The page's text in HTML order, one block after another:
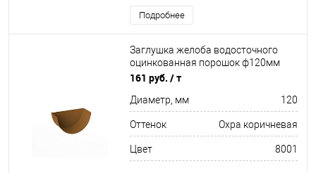
Подробнее
Заглушка желоба водосточного
оцинкованная порошок ф120мм
RAL 8001
161 руб. / т
Диаметр, мм 120
Оттенок Охра коричневая
Цвет 8001